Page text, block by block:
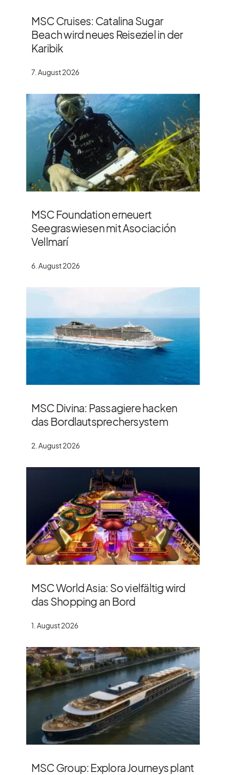
MSC Cruises: Catalina Sugar
Beach wird neues Reiseziel in der
Karibik
7. August 2026
MSC Foundation erneuert
Seegraswiesen mit Asociación
Vellmarí
6. August 2026
MSC Divina: Passagiere hacken
das Bordlautsprechersystem
2. August 2026
MSC World Asia: So vielfältig wird
das Shopping an Bord
1. August 2026
MSC Group: Explora Journeys plant